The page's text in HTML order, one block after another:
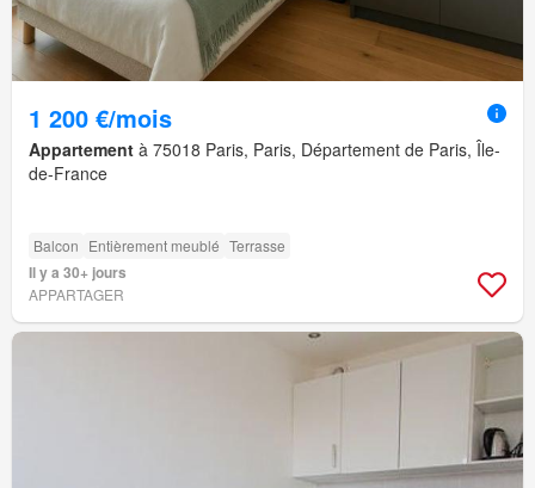
1 200 €/mois
Appartement à 75018 Paris, Paris, Département de Paris, Île-
de-France
Balcon Entièrement meublé Terrasse
Il y a 30+ jours
APPARTAGER